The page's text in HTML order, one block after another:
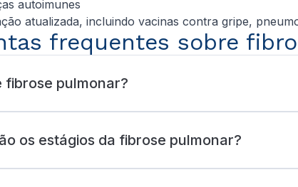
autoimunes
atualizada, incluindo vacinas contra gripe,
frequentes sobre
fibrose pulmonar?
os estágios da fibrose pulmonar?